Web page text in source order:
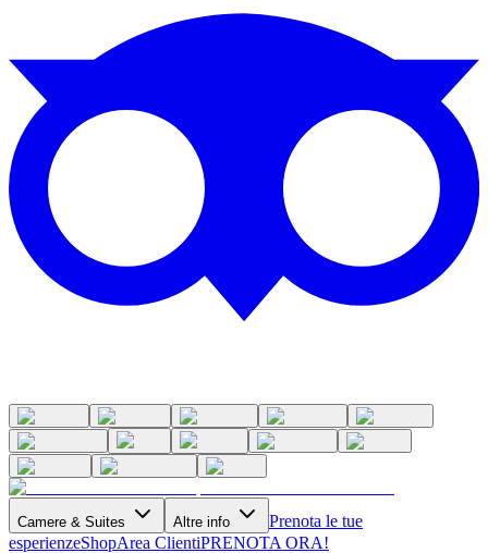
Camere & Suites Altre info
Prenota le tue
esperienzeShopArea ClientiPRENOTA ORA!